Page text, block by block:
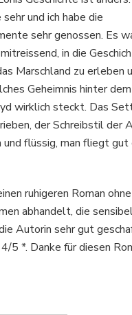
und ich habe die
sehr genossen. Es
in die
Marschland zu erleben
Geheimnis hinter
wirklich steckt. Das
der Schreibstil der
und flüssig, man fliegt gut
ruhigeren Roman
abhandelt, die
Autorin sehr gut
5 *. Danke für diesen